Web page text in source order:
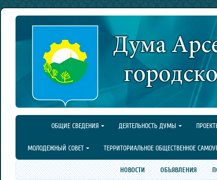
ОБЩИЕ СВЕДЕНИЯ ДЕЯТЕЛЬНОСТЬ ДУМЫ
МОЛОДЕЖНЫЙ СОВЕТ ТЕРРИТОРИАЛЬНОЕ ОБЩЕСТВЕННОЕ
НОВОСТИ ОБЪЯВЛЕНИЯ